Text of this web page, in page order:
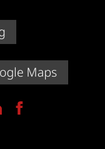
Maps